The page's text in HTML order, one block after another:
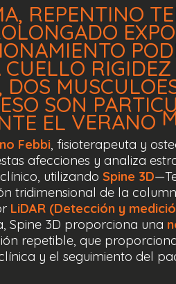
REPENTINO
CUELLO RIGIDEZ
DOS
ESO SON
EL VERANO
Febbi, fisioterapeuta y
afecciones y analiza
utilizandoSpine 3D
tridimensional de la
LiDAR (Detección y
Spine 3D proporciona una
repetible, que
y el seguimiento del